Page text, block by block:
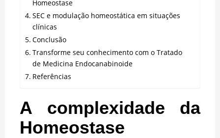
Homeostase
SEC e modulação homeostática em situações
clínicas
Conclusão
Transforme seu conhecimento com o Tratado
de Medicina Endocanabinoide
Referências
A complexidade da
Homeostase